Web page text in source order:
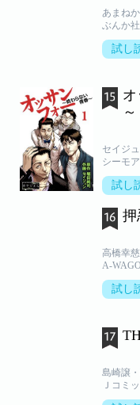
あまね
ぶんか社
試し
～
セイジ
シーモ
試し
押
高橋幸慈
A-
試し
島崎譲
Ｊコミ